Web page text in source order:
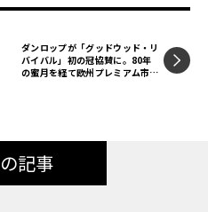
ダンロップが「グッドウッド・リ
バイバル」初の冠協賛に。80年
の蜜月を経て欧州プレミアム市場
記事